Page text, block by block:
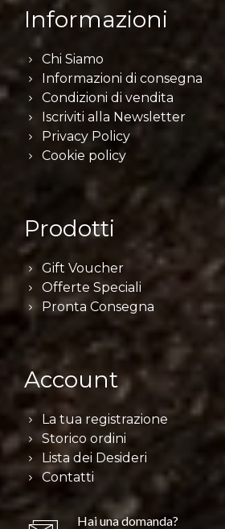
Informazioni
Chi Siamo
Informazioni di consegna
Condizioni di vendita
Iscriviti alla Newsletter
Privacy Policy
Cookie policy
Prodotti
Gift Voucher
Offerte Speciali
Pronta Consegna
Account
La tua registrazione
Storico ordini
Lista dei Desideri
Contatti
Hai una domanda?